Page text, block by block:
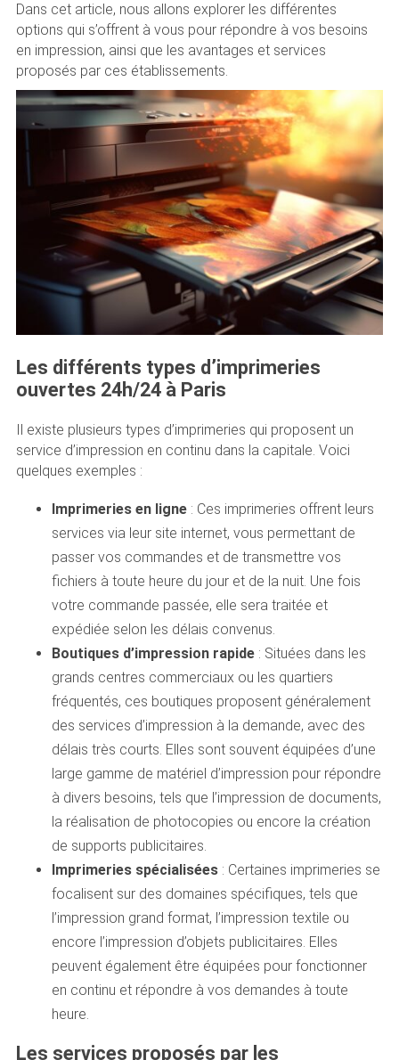
Dans cet article, nous allons explorer les différentes
options qui s’offrent à vous pour répondre à vos besoins
en impression, ainsi que les avantages et services
proposés par ces établissements.
Les différents types d’imprimeries
ouvertes 24h/24 à Paris
Il existe plusieurs types d’imprimeries qui proposent un
service d’impression en continu dans la capitale. Voici
quelques exemples :
Imprimeries en ligne: Ces imprimeries offrent leurs
services via leur site internet, vous permettant de
passer vos commandes et de transmettre vos
fichiers à toute heure du jour et de la nuit. Une fois
votre commande passée, elle sera traitée et
expédiée selon les délais convenus.
Boutiques d’impression rapide: Situées dans les
grands centres commerciaux ou les quartiers
fréquentés, ces boutiques proposent généralement
des services d’impression à la demande, avec des
délais très courts. Elles sont souvent équipées d’une
large gamme de matériel d’impression pour répondre
à divers besoins, tels que l’impression de documents,
la réalisation de photocopies ou encore la création
de supports publicitaires.
Imprimeries spécialisées: Certaines imprimeries se
focalisent sur des domaines spécifiques, tels que
l’impression grand format, l’impression textile ou
encore l’impression d’objets publicitaires. Elles
peuvent également être équipées pour fonctionner
en continu et répondre à vos demandes à toute
heure.
Les services proposés par les